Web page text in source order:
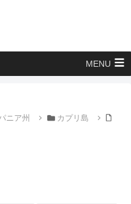
MENU
ニア州
カプリ島